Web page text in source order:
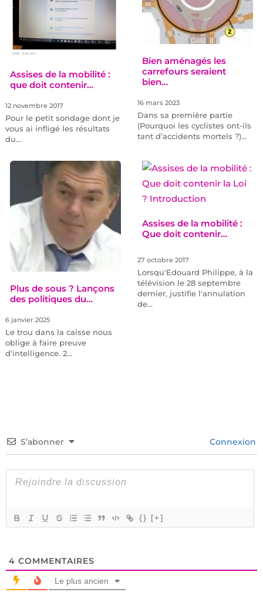
Assises de la mobilité :
que doit contenir…
12 novembre 2017
Pour le petit sondage dont je
vous ai infligé les résultats
du…
Bien aménagés les
carrefours seraient
bien…
16 mars 2023
Dans sa première partie
(Pourquoi les cyclistes ont-ils
tant d’accidents mortels ?)…
Plus de sous ? Lançons
des politiques du…
6 janvier 2025
Le trou dans la caisse nous
oblige à faire preuve
d'intelligence. 2…
Assises de la mobilité :
Que doit contenir…
27 octobre 2017
Lorsqu'Edouard Philippe, à la
télévision le 28 septembre
dernier, justifie l'annulation
de…
S’abonner Connexion
{} [+]
4 COMMENTAIRES
Le plus ancien